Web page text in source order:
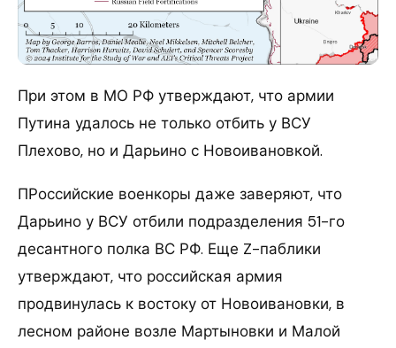
При этом в МО РФ утверждают, что армии
Путина удалось не только отбить у ВСУ
Плехово, но и Дарьино с Новоивановкой.
ПРоссийские военкоры даже заверяют, что
Дарьино у ВСУ отбили подразделения 51-го
десантного полка ВС РФ. Еще Z-паблики
утверждают, что российская армия
продвинулась к востоку от Новоивановки, в
лесном районе возле Мартыновки и Малой